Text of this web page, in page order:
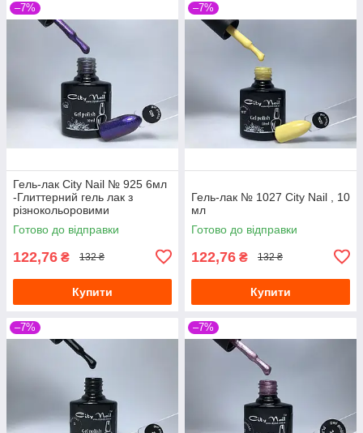
–7%
Гель-лак Сity Nail № 925 6мл
-Глиттерний гель лак з
різнокольоровими
блискітками для дизайну
нігтів
Готово до відправки
122,76 ₴ 132 ₴
Купити
–7%
Гель-лак № 1027 City Nail , 10
мл
Готово до відправки
122,76 ₴ 132 ₴
Купити
–7% –7%